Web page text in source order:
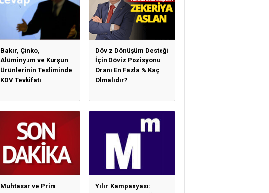
Bakır, Çinko,
Alüminyum ve Kurşun
Ürünlerinin Tesliminde
KDV Tevkifatı
Döviz Dönüşüm Desteği
İçin Döviz Pozisyonu
Oranı En Fazla % Kaç
Olmalıdır?
Muhtasar ve Prim
Yılın Kampanyası: